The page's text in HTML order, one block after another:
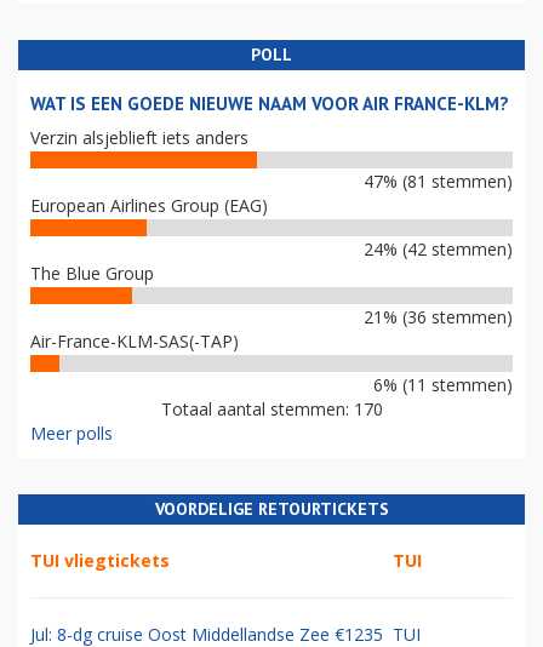
POLL
WAT IS EEN GOEDE NIEUWE NAAM VOOR AIR FRANCE-KLM?
Verzin alsjeblieft iets anders
47% (81 stemmen)
European Airlines Group (EAG)
24% (42 stemmen)
The Blue Group
21% (36 stemmen)
Air-France-KLM-SAS(-TAP)
6% (11 stemmen)
Totaal aantal stemmen: 170
Meer polls
VOORDELIGE RETOURTICKETS
TUI vliegtickets TUI
Jul: 8-dg cruise Oost Middellandse Zee €1235 TUI